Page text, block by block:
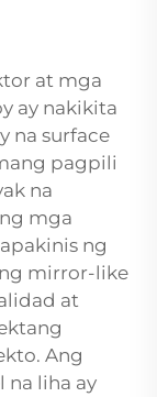
at mga
ay nakikita
na surface
pagpili
na
mga
ng
mirror-like
at
Ang
na liha ay